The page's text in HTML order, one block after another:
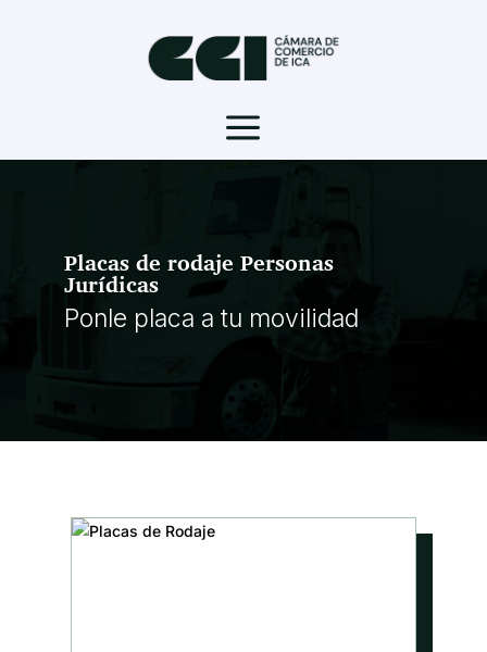
a
Placas de rodaje Personas
Jurídicas
Ponle placa a tu movilidad